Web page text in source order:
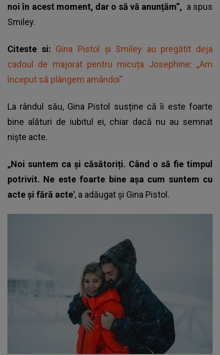
noi în acest moment, dar o să vă anunțăm”, a spus
Smiley.
Citeste si: Gina Pistol și Smiley au pregătit deja
cadoul de majorat pentru micuța Josephine: „Am
început să plângem amândoi”
La rândul său, Gina Pistol susține că îi este foarte
bine alături de iubitul ei, chiar dacă nu au semnat
niște acte.
„Noi suntem ca și căsătoriți. Când o să fie timpul
potrivit. Ne este foarte bine așa cum suntem cu
acte și fără acte', a adăugat și Gina Pistol .